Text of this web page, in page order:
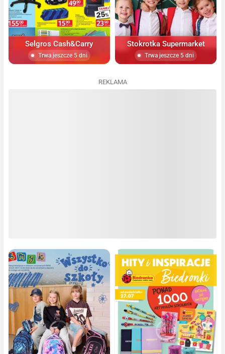
Selgros Cash&Carry
Trwa jeszcze 5 dni
Stokrotka Supermarket
Trwa jeszcze 5 dni
REKLAMA